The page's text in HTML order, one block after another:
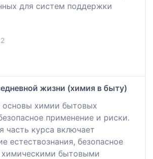
для систем поддержки
жизни (химия в быту)
основы химии бытовых
применение и риски.
часть курса включает
естествознания, безопасное
бытовыми